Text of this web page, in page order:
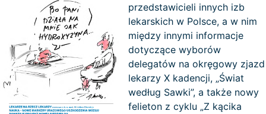
przedstawicieli innych izb
lekarskich w Polsce, a w nim
między innymi informacje
dotyczące wyborów
delegatów na okręgowy zjazd
lekarzy X kadencji, „Świat
według Sawki”, a także nowy
felieton z cyklu „Z kącika